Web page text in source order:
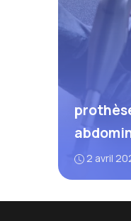
2 avril